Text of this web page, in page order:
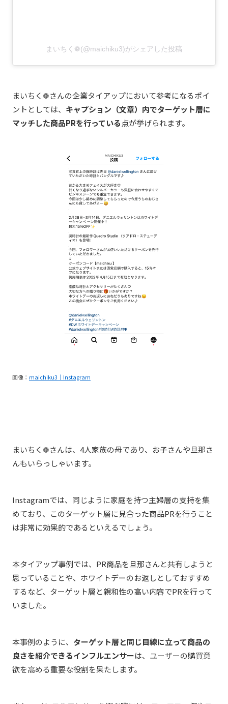
まいちく❁(@maichiku3)がシェアした投稿
まいちく❁さんの企業タイアップにおいて参考になるポイ
ントとしては、 キャプション（文章）内でターゲット層に
マッチした商品PRを行っている点が挙げられます。
画像： maichiku3｜Instagram
まいちく❁さんは、4人家族の母であり、お子さんや旦那さ
んもいらっしゃいます。
Instagramでは、同じように家庭を持つ主婦層の支持を集
めており、このターゲット層に見合った商品PRを行うこと
は非常に効果的であるといえるでしょう。
本タイアップ事例では、PR商品を旦那さんと共有しようと
思っていることや、ホワイトデーのお返しとしておすすめ
するなど、ターゲット層と親和性の高い内容でPRを行って
いました。
本事例のように、 ターゲット層と同じ目線に立って商品の
良さを紹介できるインフルエンサーは、ユーザーの購買意
欲を高める重要な役割を果たします。